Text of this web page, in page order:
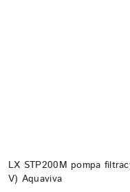
LX STP200M pompa
V) Aquaviva